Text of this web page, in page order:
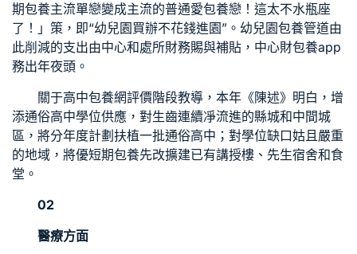
期包養主流單戀變成主流的普通愛包養戀！這太不水瓶座
了！」策，即“幼兒園買辦不花錢進園”。幼兒園包養管道由
此削減的支出由中心和處所財務賜與補貼，中心財包養app
務出年夜頭。
關于高中包養網評價階段教導，本年《陳述》明白，增
添通俗高中學位供應，對生齒連續凈流進的縣城和中間城
區，將分年度計劃扶植一批通俗高中；對學位缺口姑且嚴重
的地域，將優短期包養先改擴建已有講授樓、先生宿舍和食
堂。
02
醫療方面